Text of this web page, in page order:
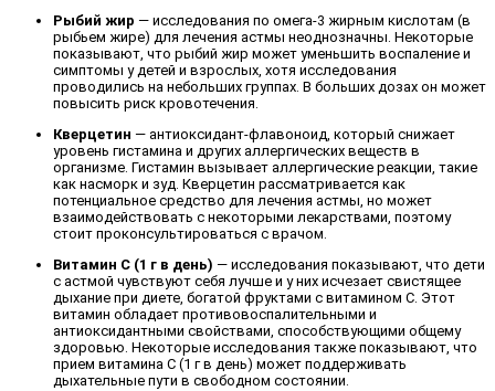
Рыбий жир — исследования по омега-3 жирным кислотам (в
рыбьем жире) для лечения астмы неоднозначны. Некоторые
показывают, что рыбий жир может уменьшить воспаление и
симптомы у детей и взрослых, хотя исследования
проводились на небольших группах. В больших дозах он может
повысить риск кровотечения.
Кверцетин — антиоксидант-флавоноид, который снижает
уровень гистамина и других аллергических веществ в
организме. Гистамин вызывает аллергические реакции, такие
как насморк и зуд. Кверцетин рассматривается как
потенциальное средство для лечения астмы, но может
взаимодействовать с некоторыми лекарствами, поэтому
стоит проконсультироваться с врачом.
Витамин С (1 г в день) — исследования показывают, что дети
с астмой чувствуют себя лучше и у них исчезает свистящее
дыхание при диете, богатой фруктами с витамином С. Этот
витамин обладает противовоспалительными и
антиоксидантными свойствами, способствующими общему
здоровью. Некоторые исследования также показывают, что
прием витамина С (1 г в день) может поддерживать
дыхательные пути в свободном состоянии.